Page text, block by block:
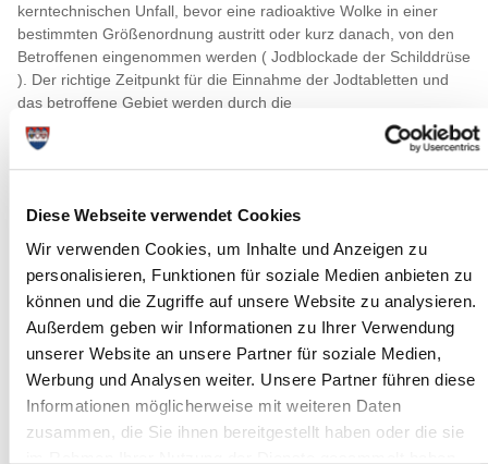
Diese Webseite verwendet Cookies
Wir verwenden Cookies, um Inhalte und Anzeigen zu
personalisieren, Funktionen für soziale Medien anbieten zu
können und die Zugriffe auf unsere Website zu analysieren.
Außerdem geben wir Informationen zu Ihrer Verwendung
unserer Website an unsere Partner für soziale Medien,
Werbung und Analysen weiter. Unsere Partner führen diese
Informationen möglicherweise mit weiteren Daten
zusammen, die Sie ihnen bereitgestellt haben oder die sie
kerntechnischen Unfall, bevor eine radioaktive Wolke in einer
bestimmten Größenordnung austritt oder kurz danach, von den
Betroffenen eingenommen werden ( Jodblockade der Schilddrüse
). Der richtige Zeitpunkt für die Einnahme der Jodtabletten und
das betroffene Gebiet werden durch die
Katastrophenschutzbehörde bekannt gegeben.
Personen über 45 Jahre sollen keine Jodtabletten einnehmen.
zunehmendem Alter häufiger Stoffwechselstörungen in der
Schilddrüse auftreten. Eine solche so genannte
„funktionelle Autonomie“ erhöht das Risiko der
Nebenwirkungen einer Jodblockade.
Mit steigendem Lebensalter nimmt das Risiko einer
bösartigen Schilddrüsengeschwulst, die durch die
Strahlung verursacht wird, stark ab.
Jodtabletten schützen nicht gegen die Strahlung, die von
außerhalb den Körper trifft, und auch nicht gegen andere